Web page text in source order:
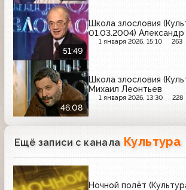
51:49
Школа злословия
01.03.2004)
1 января 2026, 15:10 263
46:08
Школа злословия
Михаил Леонтьев
1 января 2026, 13:30 228
Ещё записи с канала Культура
Ночной полёт